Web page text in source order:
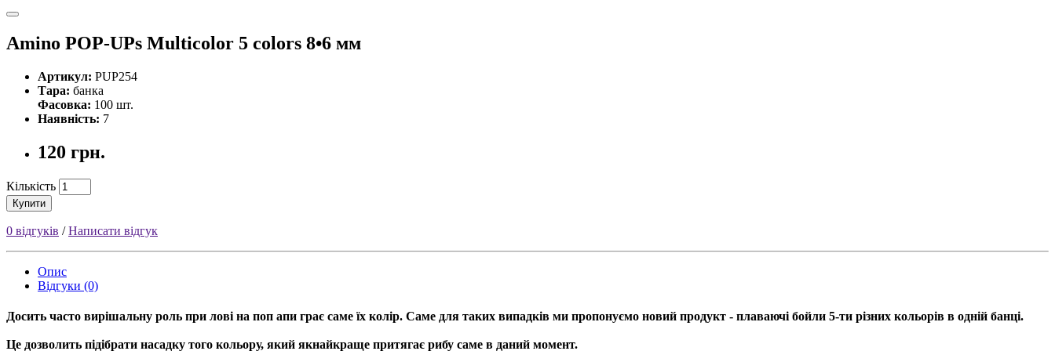
Amino POP-UPs Multicolor 5 colors 8•6 мм
Артикул: PUP254
Тара: банка
Фасовка: 100 шт.
Наявність: 7
120 грн.
Кількість
Купити
0 відгуків /Написати відгук
Опис
Відгуки (0)
Досить часто вирішальну роль при лові на поп апи грає саме їх колір. Саме для таких випадків ми пропонуємо новий продукт - плаваючі бойли 5-ти різних кольорів в одній банці.
Це дозволить підібрати насадку того кольору, який якнайкраще притягає рибу саме в даний момент.